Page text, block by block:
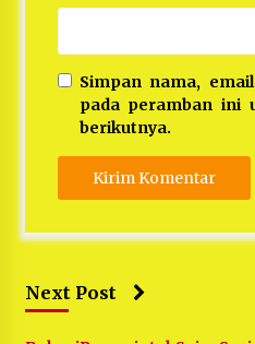
Simpan nama,
pada peramban ini
berikutnya.
Next Post